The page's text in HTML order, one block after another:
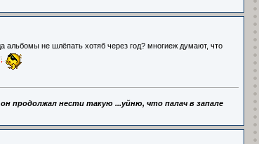
альбомы не шлёпать хотяб через год? многиеж думают, что
он продолжал нести такую ...уйню, что палач в запале